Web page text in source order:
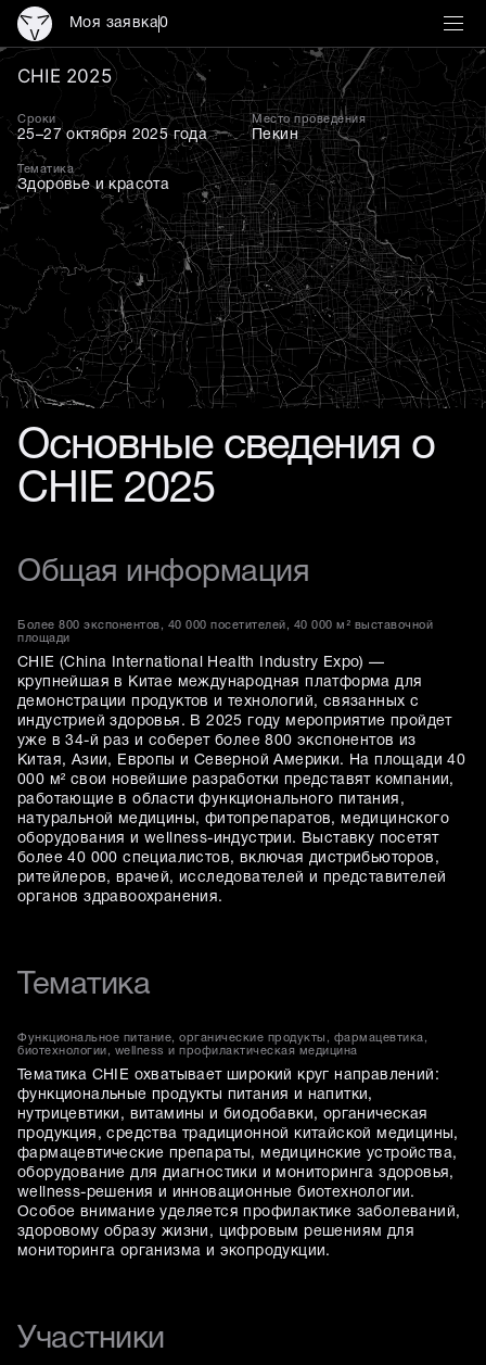
Моя заявка0
CHIE 2025 — 34-я
CHIE 2025
Сроки
25–27 октября 2025 года
Место проведения
Пекин
Тематика
Здоровье и красота
Основные сведения о
CHIE 2025
Общая информация
Более 800 экспонентов, 40 000 посетителей, 40 000 м² выставочной
площади
CHIE (China International Health Industry Expo) —
крупнейшая в Китае международная платформа для
демонстрации продуктов и технологий, связанных с
индустрией здоровья. В 2025 году мероприятие пройдет
уже в 34-й раз и соберет более 800 экспонентов из
Китая, Азии, Европы и Северной Америки. На площади 40
000 м² свои новейшие разработки представят компании,
работающие в области функционального питания,
натуральной медицины, фитопрепаратов, медицинского
оборудования и wellness-индустрии. Выставку посетят
более 40 000 специалистов, включая дистрибьюторов,
ритейлеров, врачей, исследователей и представителей
органов здравоохранения.
Тематика
Функциональное питание, органические продукты, фармацевтика,
биотехнологии, wellness и профилактическая медицина
Тематика CHIE охватывает широкий круг направлений:
функциональные продукты питания и напитки,
нутрицевтики, витамины и биодобавки, органическая
продукция, средства традиционной китайской медицины,
фармацевтические препараты, медицинские устройства,
оборудование для диагностики и мониторинга здоровья,
wellness-решения и инновационные биотехнологии.
Особое внимание уделяется профилактике заболеваний,
здоровому образу жизни, цифровым решениям для
мониторинга организма и экопродукции.
Участники